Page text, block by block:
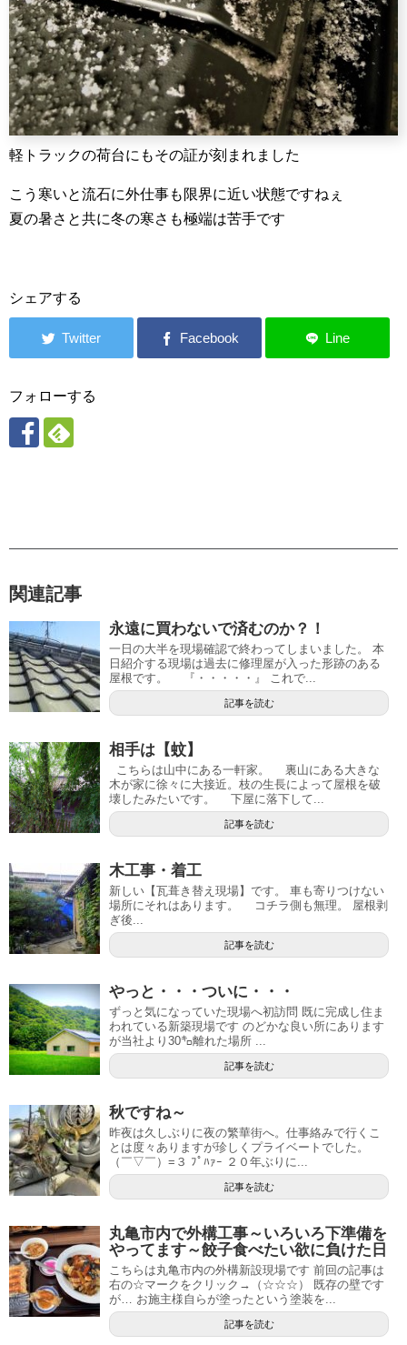
軽トラックの荷台にもその証が刻まれました
こう寒いと流石に外仕事も限界に近い状態ですねぇ
夏の暑さと共に冬の寒さも極端は苦手です
シェアする
フォローする
関連記事
永遠に買わないで済むのか？！
一日の大半を現場確認で終わってしまいました。 本
日紹介する現場は過去に修理屋が入った形跡のある
屋根です。 『・・・・・』 これで...
記事を読む
相手は【蚊】
こちらは山中にある一軒家。 裏山にある大きな
木が家に徐々に大接近。枝の生長によって屋根を破
壊したみたいです。 下屋に落下して...
記事を読む
木工事・着工
新しい【瓦葺き替え現場】です。 車も寄りつけない
場所にそれはあります。 コチラ側も無理。 屋根剥
ぎ後...
記事を読む
やっと・・・ついに・・・
ずっと気になっていた現場へ初訪問 既に完成し住ま
われている新築現場です のどかな良い所にあります
が当社より30㌔離れた場所 ...
記事を読む
秋ですね～
昨夜は久しぶりに夜の繁華街へ。仕事絡みで行くこ
とは度々ありますが珍しくプライベートでした。
（￣▽￣）=３ ﾌﾟﾊｧｰ ２０年ぶりに...
記事を読む
丸亀市内で外構工事～いろいろ下準備を
やってます～餃子食べたい欲に負けた日
こちらは丸亀市内の外構新設現場です 前回の記事は
右の☆マークをクリック→（☆☆☆） 既存の壁です
が… お施主様自らが塗ったという塗装を...
記事を読む